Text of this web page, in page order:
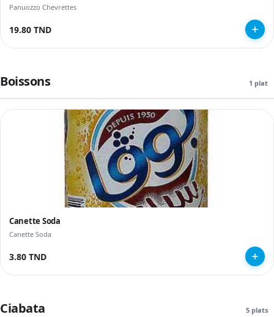
Panuozzo Chevrettes
19.80 TND
Boissons 1 plat
Canette Soda
Canette Soda
3.80 TND
Ciabata 5 plats